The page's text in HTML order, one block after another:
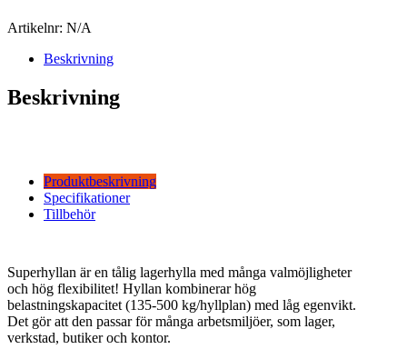
Artikelnr: N/A
Beskrivning
Beskrivning
Produktbeskrivning
Specifikationer
Tillbehör
Superhyllan är en tålig lagerhylla med många valmöjligheter
och hög flexibilitet! Hyllan kombinerar hög
belastningskapacitet (135-500 kg/hyllplan) med låg egenvikt.
Det gör att den passar för många arbetsmiljöer, som lager,
verkstad, butiker och kontor.